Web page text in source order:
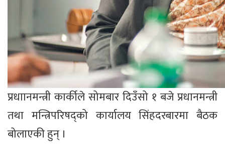
प्रधाानमन्त्री कार्कीले सोमबार दिउँसो १ बजे प्रधानमन्त्री
तथा मन्त्रिपरिषद्को कार्यालय सिंहदरबारमा बैठक
बोलाएकी हुन् ।